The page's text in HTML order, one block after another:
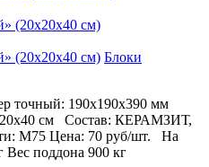
(20х20х40 см)
(20х20х40 см) Блоки
точный: 190х190х390 мм
см Состав: КЕРАМЗИТ,
М75 Цена: 70 руб/шт. На
Вес поддона 900 кг